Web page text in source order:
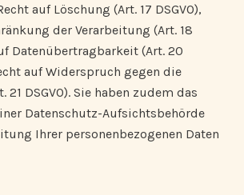
auf Löschung (Art. 17 DSGVO),
der Verarbeitung (Art. 18
Datenübertragbarkeit (Art. 20
auf Widerspruch gegen die
21 DSGVO). Sie haben zudem das
Datenschutz-Aufsichtsbehörde
Ihrer personenbezogenen Daten